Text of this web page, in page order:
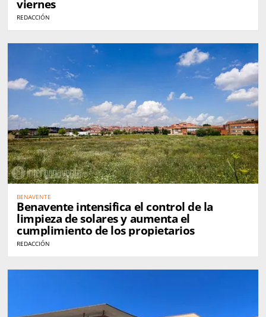
viernes
REDACCIÓN
BENAVENTE
Benavente intensifica el control de la
limpieza de solares y aumenta el
cumplimiento de los propietarios
REDACCIÓN